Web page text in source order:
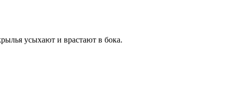
усыхают и врастают в бока.